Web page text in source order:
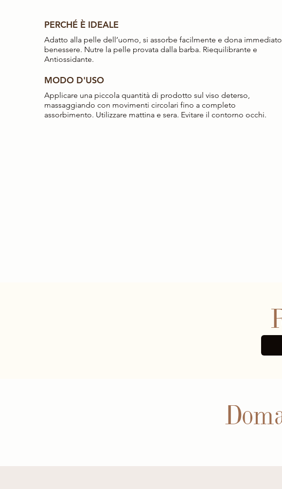
PERCHÉ È IDEALE
Adatto alla pelle dell’uomo, si assorbe facilmente e dona immediato
benessere. Nutre la pelle provata dalla barba. Riequilibrante e
Antiossidante.
MODO D'USO
Applicare una piccola quantità di prodotto sul viso deterso,
massaggiando con movimenti circolari fino a completo
assorbimento. Utilizzare mattina e sera. Evitare il contorno occhi.